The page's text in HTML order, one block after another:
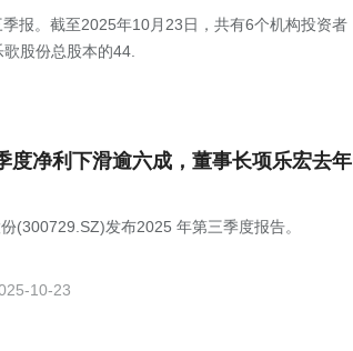
报。截至2025年10月23日，共有6个机构投资者
股份总股本的44.
度净利下滑逾六成，董事长项乐宏去年
(300729.SZ)发布2025 年第三季度报告。
10-23